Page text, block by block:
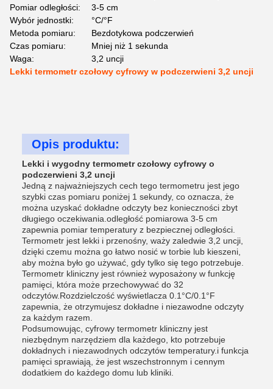
Pomiar odległości:
3-5 cm
Wybór jednostki:
°C/°F
Metoda pomiaru:
Bezdotykowa podczerwień
Czas pomiaru:
Mniej niż 1 sekunda
Waga:
3,2 uncji
Lekki termometr czołowy cyfrowy w podczerwieni 3,2 uncji
Opis produktu:
Lekki i wygodny termometr czołowy cyfrowy o
podczerwieni 3,2 uncji
Jedną z najważniejszych cech tego termometru jest jego
szybki czas pomiaru poniżej 1 sekundy, co oznacza, że
można uzyskać dokładne odczyty bez konieczności zbyt
długiego oczekiwania.odległość pomiarowa 3-5 cm
zapewnia pomiar temperatury z bezpiecznej odległości.
Termometr jest lekki i przenośny, waży zaledwie 3,2 uncji,
dzięki czemu można go łatwo nosić w torbie lub kieszeni,
aby można było go używać, gdy tylko się tego potrzebuje.
Termometr kliniczny jest również wyposażony w funkcję
pamięci, która może przechowywać do 32
odczytów.Rozdzielczość wyświetlacza 0.1°C/0.1°F
zapewnia, że otrzymujesz dokładne i niezawodne odczyty
za każdym razem.
Podsumowując, cyfrowy termometr kliniczny jest
niezbędnym narzędziem dla każdego, kto potrzebuje
dokładnych i niezawodnych odczytów temperatury.i funkcja
pamięci sprawiają, że jest wszechstronnym i cennym
dodatkiem do każdego domu lub kliniki.